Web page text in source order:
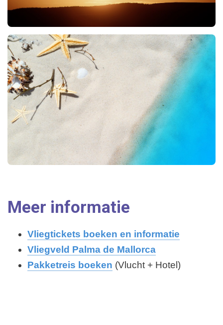
Meer informatie
Vliegtickets boeken en informatie
Vliegveld Palma de Mallorca
Pakketreis boeken (Vlucht + Hotel)